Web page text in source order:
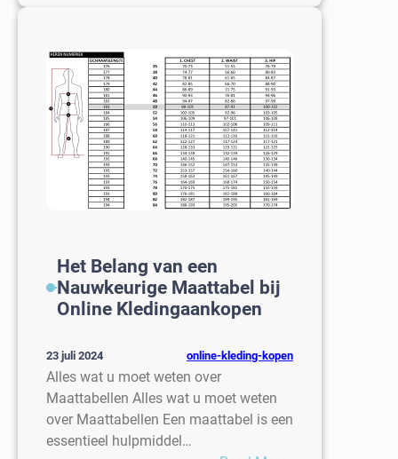
Grote
voor
Heren:
Stijlvolle
Opties
voor
Elke
Gelegenheid
Het Belang van een
Nauwkeurige Maattabel bij
Online Kledingaankopen
23 juli 2024 online-kleding-kopen
Alles wat u moet weten over
Maattabellen Alles wat u moet weten
over Maattabellen Een maattabel is een
essentieel hulpmiddel…